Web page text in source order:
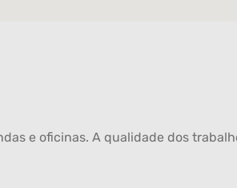
e oficinas. A qualidade dos